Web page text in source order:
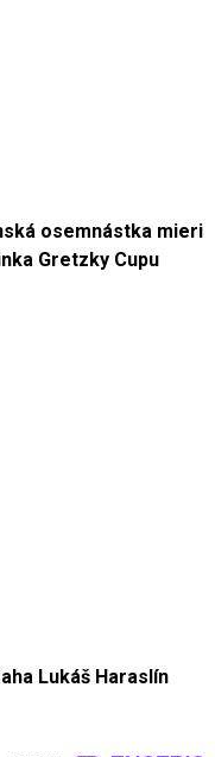
osemnástka mieri
Gretzky Cupu
Lukáš Haraslín